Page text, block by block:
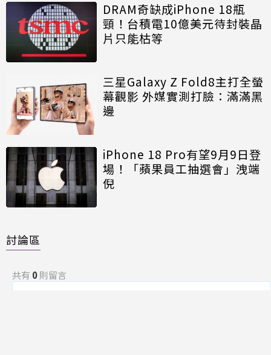
DRAM奇缺成iPhone 18瓶
頸！台積電10億美元待封裝晶
片只能枯等
三星Galaxy Z Fold8主打全螢
幕觀影 外媒實測打臉：滿滿黑
邊
iPhone 18 Pro有望9月9日登
場！「蘋果員工抽選會」洩端
倪
討論區
共有 0則留言